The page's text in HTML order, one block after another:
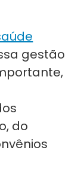
gestão
do